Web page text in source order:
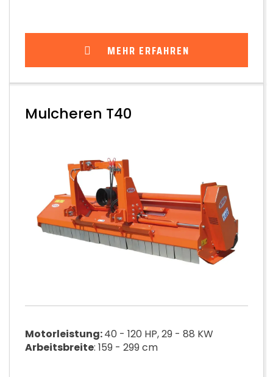
MEHR ERFAHREN
Mulcheren T40
Motorleistung:40 - 120 HP, 29 - 88 KW
Arbeitsbreite: 159 - 299 cm